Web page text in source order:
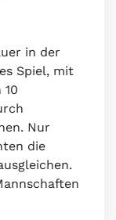
in der
Spiel, mit
Nur
die